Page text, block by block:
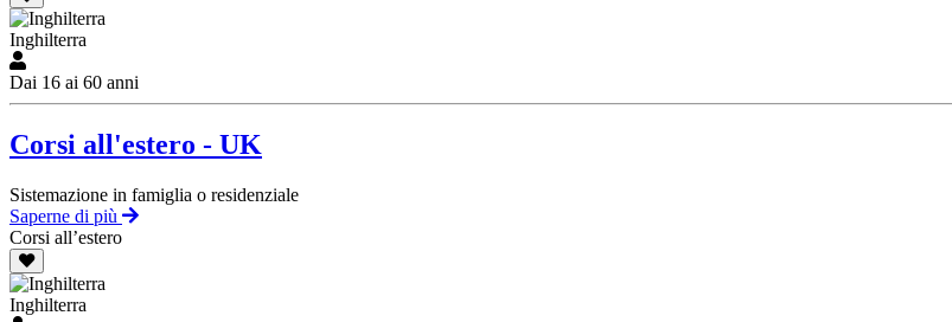
Inghilterra
Dai 16 ai 60 anni
Corsi all'estero - UK
Sistemazione in famiglia o residenziale
Saperne di più
Corsi all’estero
Inghilterra